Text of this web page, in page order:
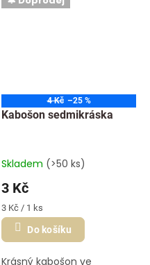
4 Kč –25 %
Kabošon sedmikráska
Skladem (>50 ks)
3 Kč
Měrná
cena:
3 Kč / 1 ks
Do košíku
Krásný kabošon ve